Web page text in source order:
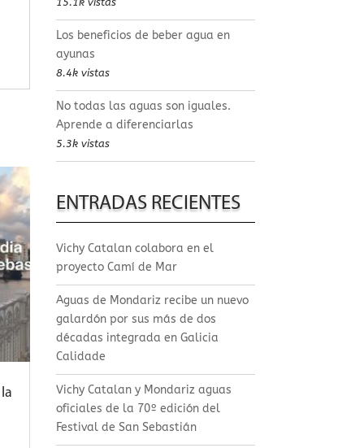
Los beneficios de beber agua en
ayunas
8.4k vistas
No todas las aguas son iguales.
Aprende a diferenciarlas
5.3k vistas
ENTRADAS RECIENTES
Vichy Catalan colabora en el
proyecto Camí de Mar
Aguas de Mondariz recibe un nuevo
galardón por sus más de dos
décadas integrada en Galicia
Calidade
Vichy Catalan y Mondariz aguas
oficiales de la 70º edición del
Festival de San Sebastián